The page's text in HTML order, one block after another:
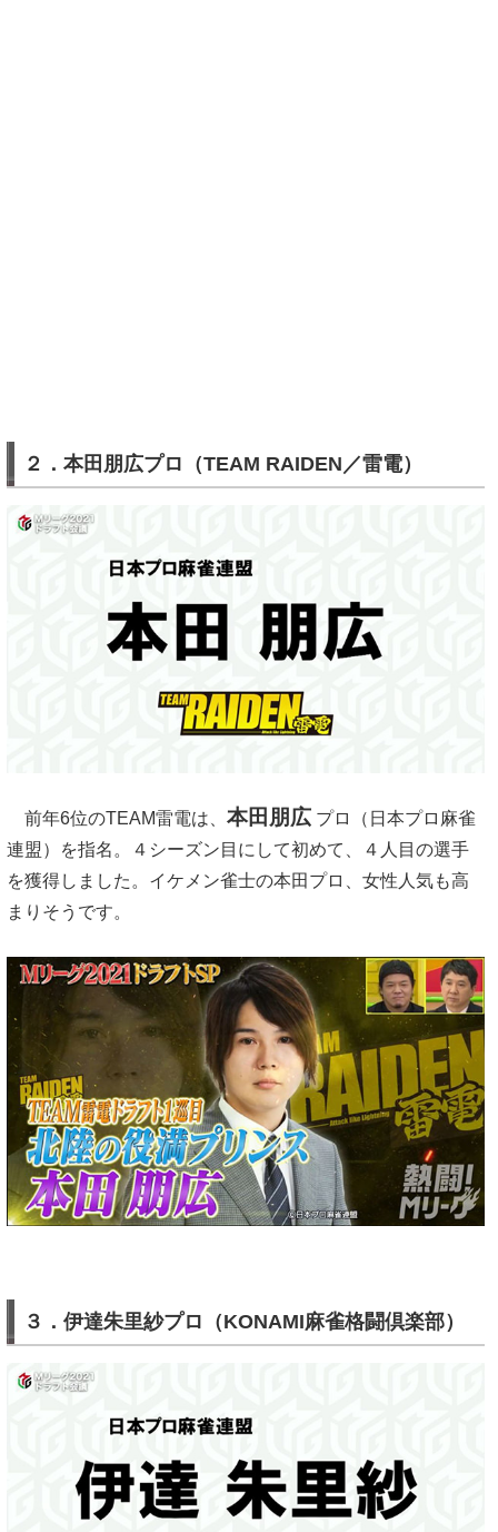
２．本田朋広プロ（TEAM RAIDEN／雷電）
前年6位のTEAM雷電は、 本田朋広 プロ（日本プロ麻雀
連盟）を指名。４シーズン目にして初めて、４人目の選手
を獲得しました。イケメン雀士の本田プロ、女性人気も高
まりそうです。
３．伊達朱里紗プロ（KONAMI麻雀格闘倶楽部）